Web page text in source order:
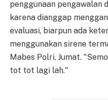
penggunaan pengawalan
karena dianggap
evaluasi, biarpun ada
menggunakan sirene
Mabes Polri, Jumat.
tot tot lagi lah."